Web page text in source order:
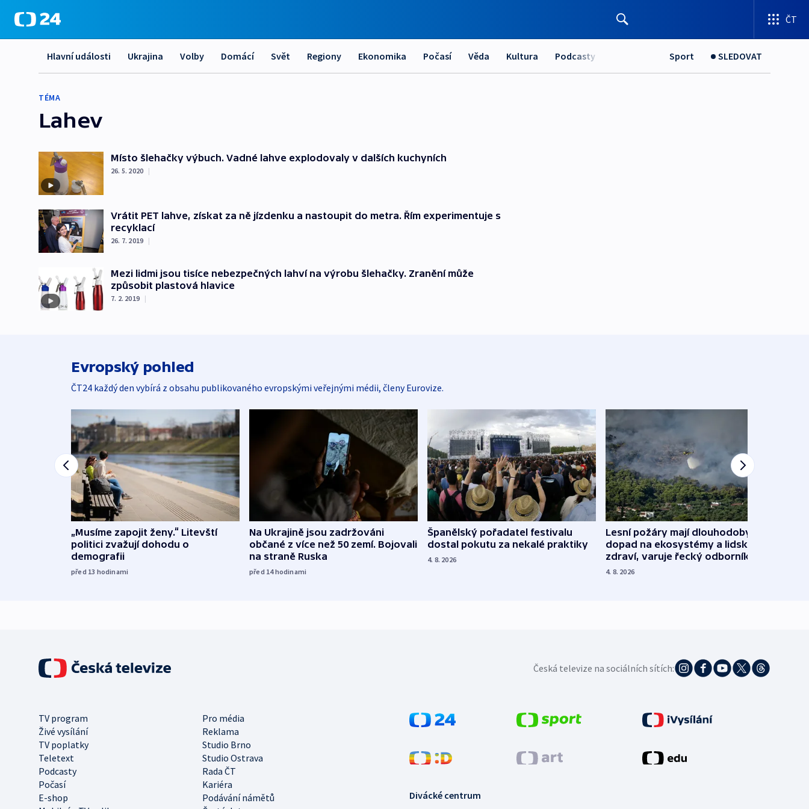
ČT
Hlavní události Ukrajina Volby Domácí Svět Regiony Ekonomika Počasí Věda Kultura Podcasty Sport SLEDOVAT
TÉMA
Lahev
Místo šlehačky výbuch. Vadné lahve explodovaly v dalších kuchyních
26. 5. 2020 |
Vrátit PET lahve, získat za ně jízdenku a nastoupit do metra. Řím experimentuje s
recyklací
26. 7. 2019 |
Mezi lidmi jsou tisíce nebezpečných lahví na výrobu šlehačky. Zranění může
způsobit plastová hlavice
7. 2. 2019 |
Evropský pohled
ČT24 každý den vybírá z obsahu publikovaného evropskými veřejnými médii, členy Eurovize.
„Musíme zapojit ženy.“ Litevští
politici zvažují dohodu o
demografii
před 13 hodinami
Na Ukrajině jsou zadržováni
občané z více než 50 zemí. Bojovali
na straně Ruska
před 14hodinami
Španělský pořadatel festivalu
dostal pokutu za nekalé praktiky
4. 8. 2026
Lesní požáry mají dlouhodobý
dopad na ekosystémy a lidské
zdraví, varuje řecký odborník
4. 8. 2026
Česká televize na sociálních sítích:
TV program
Pro média
Živé vysílání
Reklama
TV poplatky
Studio Brno
Teletext
Studio Ostrava
Podcasty
Rada ČT
Počasí
Kariéra
E-shop
Podávání námětů
Divácké centrum